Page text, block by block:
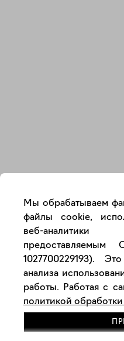
Мы обрабатываем
файлы cookie,
веб-
1027700229193).
анализа
работы. Работая с
политикой